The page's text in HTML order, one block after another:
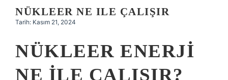
Hakkımızda
NÜKLEER NE ILE ÇALIŞIR
Tarih: Kasım 21, 2024
NÜKLEER ENERJI
NE ILE ÇALIŞIR?